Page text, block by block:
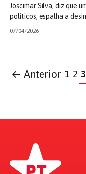
Joscimar Silva, diz que
políticos, espalha a
07/04/2026
← Anterior 1 2 3